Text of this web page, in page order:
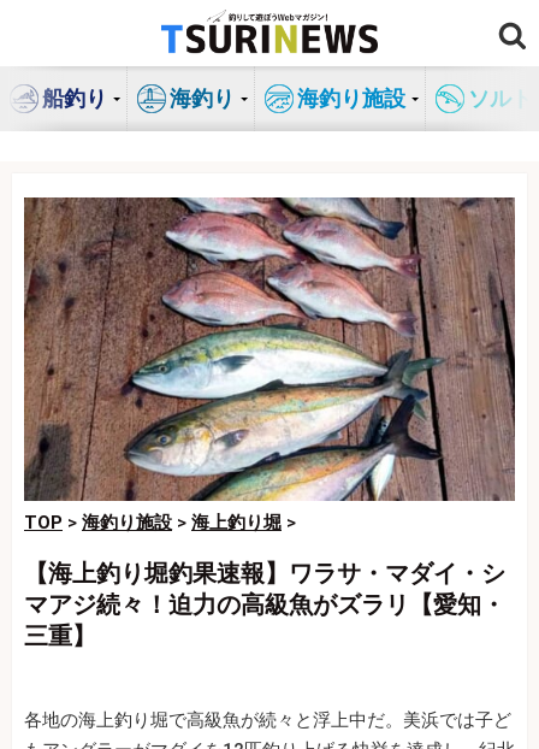
ン
船釣り 海釣り 海釣り施設 ソル
TOP > 海釣り施設 > 海上釣り堀 >
【海上釣り堀釣果速報】ワラサ・マダイ・シ
マアジ続々！迫力の高級魚がズラリ【愛知・
三重】
各地の海上釣り堀で高級魚が続々と浮上中だ。美浜では子ど